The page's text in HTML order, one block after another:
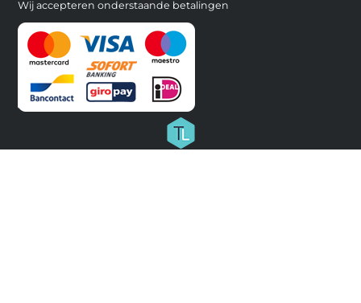
Wij accepteren onderstaande betalingen